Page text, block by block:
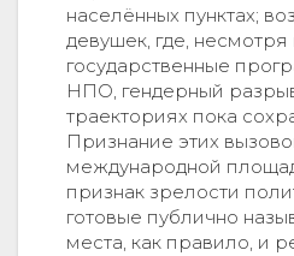
населённых пунктах;
девушек, где, несмотря
государственные
НПО, гендерный
траекториях пока
Признание этих
международной
признак зрелости
готовые публично
места, как правило, и